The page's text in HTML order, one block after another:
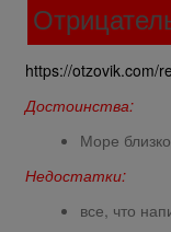
https://otzovik.com/
Достоинства:
Море
Недостатки:
все, что